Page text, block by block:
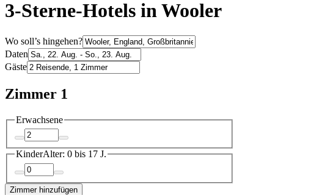
3-Sterne-Hotels in Wooler
Wo soll’s hingehen?
Daten
Gäste
Zimmer 1
Erwachsene
KinderAlter: 0 bis 17 J.
Zimmer hinzufügen